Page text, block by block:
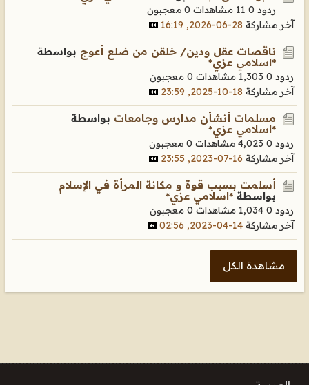
ردود 0 11 مشاهدات
0 معجبون
آخر مشاركة 28-06-2026, 16:19
ناقصات عقل ودين/ خلقن من ضلع أعوج بواسطة
*اسلامي عزي*
ردود 0 1,303 مشاهدات
0 معجبون
آخر مشاركة 18-10-2025, 23:59
مسلمات أنشأن مدارس وجامعات بواسطة
*اسلامي عزي*
ردود 0 4,023 مشاهدات
0 معجبون
آخر مشاركة 16-07-2023, 23:55
أسلمت بسبب قوة و مكانة المرأة في الإسلام
بواسطة*اسلامي عزي*
ردود 0 1,034 مشاهدات
0 معجبون
آخر مشاركة 14-04-2023, 02:56
مشاهدة الكل